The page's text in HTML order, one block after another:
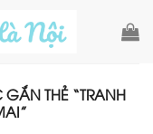
THẺ “TRANH